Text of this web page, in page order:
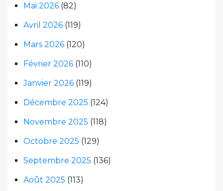
Mai 2026 (82)
Avril 2026 (119)
Mars 2026 (120)
Février 2026 (110)
Janvier 2026 (119)
Décembre 2025 (124)
Novembre 2025 (118)
Octobre 2025 (129)
Septembre 2025 (136)
Août 2025 (113)